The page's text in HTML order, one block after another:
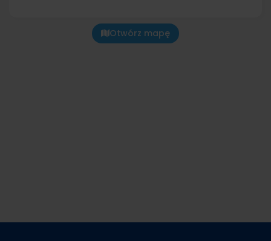
Otwórz mapę